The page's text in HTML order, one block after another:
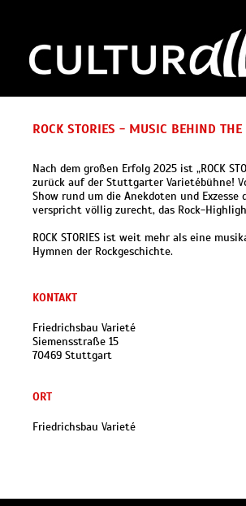
ROCK STORIES - MUSIC BEHIND THE
Nach dem großen Erfolg 2025 ist „ROCK
zurück auf der Stuttgarter Varietébühne!
Show rund um die Anekdoten und
verspricht völlig zurecht, das Rock-
ROCK STORIES ist weit mehr als eine
Hymnen der Rockgeschichte.
KONTAKT
Friedrichsbau Varieté
Siemensstraße 15
70469 Stuttgart
ORT
Friedrichsbau Varieté